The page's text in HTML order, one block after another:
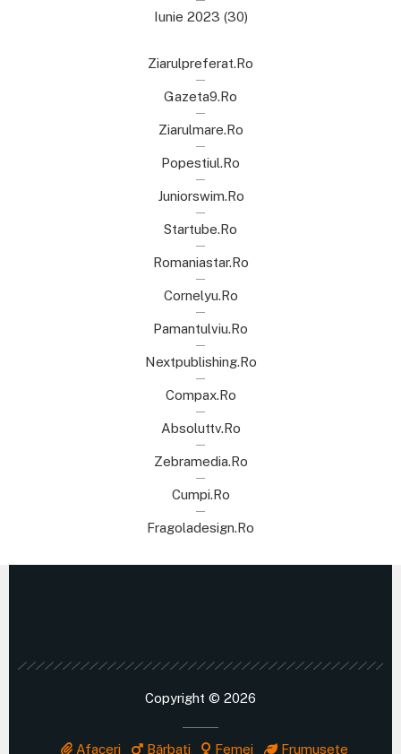
Iunie 2023 (30)
Ziarulpreferat.ro
Gazeta9.ro
Ziarulmare.ro
Popestiul.ro
Juniorswim.ro
Startube.ro
Romaniastar.ro
Cornelyu.ro
Pamantulviu.ro
Nextpublishing.ro
Compax.ro
Absoluttv.ro
Zebramedia.ro
Cumpi.ro
Fragoladesign.ro
Copyright © 2026
Afaceri Bărbați Femei Frumusețe